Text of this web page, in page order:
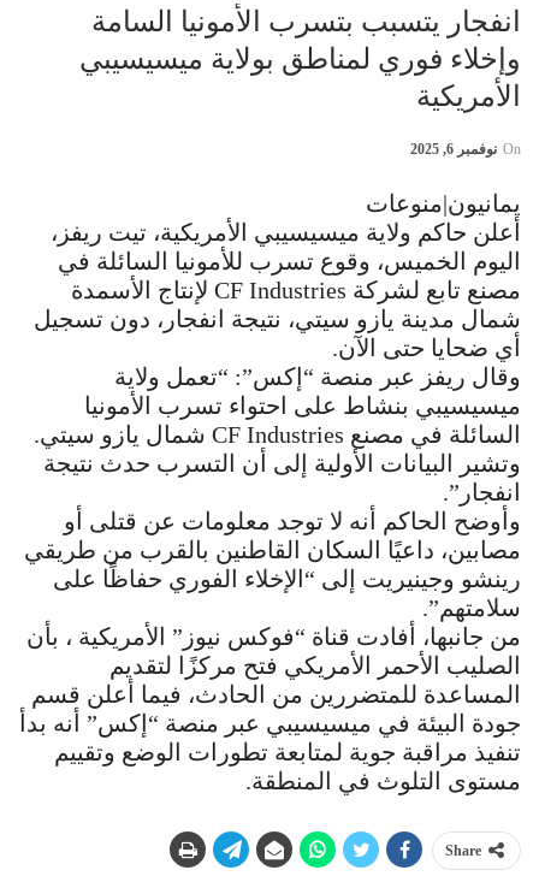
انفجار يتسبب بتسرب الأمونيا السامة
وإخلاء فوري لمناطق بولاية ميسيسيبي
الأمريكية
On نوفمبر 6, 2025
يمانيون|منوعات
أعلن حاكم ولاية ميسيسيبي الأمريكية، تيت ريفز،
اليوم الخميس، وقوع تسرب للأمونيا السائلة في
مصنع تابع لشركة CF Industries لإنتاج الأسمدة
شمال مدينة يازو سيتي، نتيجة انفجار، دون تسجيل
أي ضحايا حتى الآن.
وقال ريفز عبر منصة “إكس”: “تعمل ولاية
ميسيسيبي بنشاط على احتواء تسرب الأمونيا
السائلة في مصنع CF Industries شمال يازو سيتي.
وتشير البيانات الأولية إلى أن التسرب حدث نتيجة
انفجار”.
وأوضح الحاكم أنه لا توجد معلومات عن قتلى أو
مصابين، داعيًا السكان القاطنين بالقرب من طريقي
رينشو وجينيريت إلى “الإخلاء الفوري حفاظًا على
سلامتهم”.
من جانبها، أفادت قناة “فوكس نيوز” الأمريكية ، بأن
الصليب الأحمر الأمريكي فتح مركزًا لتقديم
المساعدة للمتضررين من الحادث، فيما أعلن قسم
جودة البيئة في ميسيسيبي عبر منصة “إكس” أنه بدأ
تنفيذ مراقبة جوية لمتابعة تطورات الوضع وتقييم
مستوى التلوث في المنطقة.
Share